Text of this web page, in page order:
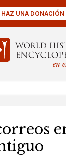
en
HAZ UNA DONACIÓN